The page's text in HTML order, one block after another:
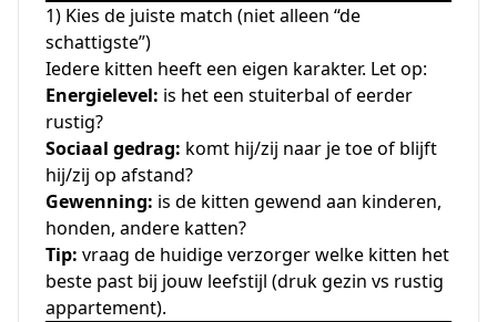
1) Kies de juiste match (niet alleen “de
schattigste”)
Iedere kitten heeft een eigen karakter. Let op:
Energielevel: is het een stuiterbal of eerder
rustig?
Sociaal gedrag: komt hij/zij naar je toe of blijft
hij/zij op afstand?
Gewenning: is de kitten gewend aan kinderen,
honden, andere katten?
Tip: vraag de huidige verzorger welke kitten het
beste past bij jouw leefstijl (druk gezin vs rustig
appartement).